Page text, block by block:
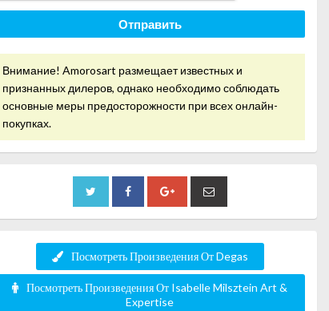
Отправить
Внимание! Amorosart размещает известных и
признанных дилеров, однако необходимо соблюдать
основные меры предосторожности при всех онлайн-
покупках.
Посмотреть Произведения От Degas
Посмотреть Произведения От Isabelle Milsztein Art &
Expertise